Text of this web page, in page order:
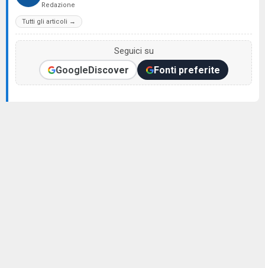
Redazione
Tutti gli articoli →
Seguici su
GoogleDiscover Fonti preferite